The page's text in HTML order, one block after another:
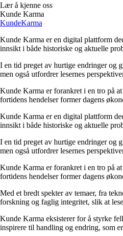
Lær å kjenne oss
Kunde Karma
KundeKarma
Kunde Karma er en digital plattform
innsikt i både historiske og aktuelle
I en tid preget av hurtige endringer og
men også utfordrer lesernes
Kunde Karma er forankret i en tro på
fortidens hendelser former dagens
Kunde Karma er en digital plattform
innsikt i både historiske og aktuelle
I en tid preget av hurtige endringer og
men også utfordrer lesernes
Kunde Karma er forankret i en tro på
fortidens hendelser former dagens
Med et bredt spekter av temaer, fra
forskning og faglig integritet, slik at
Kunde Karma eksisterer for å styrke
inspirere til handling og endring, som